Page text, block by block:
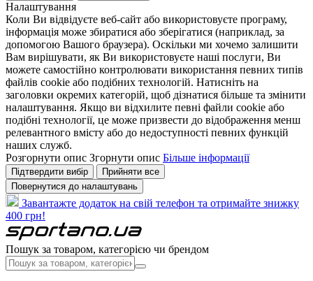
Налаштування
Коли Ви відвідуєте веб-сайт або використовуєте програму,
інформація може збиратися або зберігатися (наприклад, за
допомогою Вашого браузера). Оскільки ми хочемо залишити
Вам вирішувати, як Ви використовуєте наші послуги, Ви
можете самостійно контролювати використання певних типів
файлів cookie або подібних технологій. Натисніть на
заголовки окремих категорій, щоб дізнатися більше та змінити
налаштування. Якщо ви відхилите певні файли cookie або
подібні технології, це може призвести до відображення менш
релевантного вмісту або до недоступності певних функцій
наших служб.
Розгорнути опис Згорнути опис Більше інформації
Підтвердити вибір
Прийняти все
Повернутися до налаштувань
Завантажте додаток на свій телефон та отримайте знижку
400 грн!
Пошук за товаром, категорією чи брендом